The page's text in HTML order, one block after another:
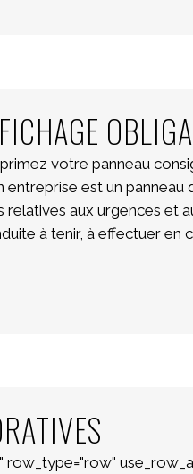
votre panneau
entreprise est un panneau
aux urgences et
à tenir, à effectuer en
row_type="row"